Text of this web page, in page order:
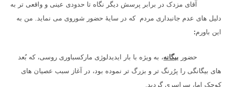
آقای مزدک در برابر پرسش دیگر نگاه تا حدودی عینی و واقعی تر به
دلیل های عدم جانبداری مردم که در سایهٔ حضور شوروی می نماید. من به
این باورم:
حضور بیگانه، به ویژه با بار ایدیدلوژی مارکسباوری روسی، که بُعد
های بیگانگی را پرُرنگ تر و بزرگ تر نموده بود، در آغاز سبب عصیان های
کوچک اما، سراسری گردید.